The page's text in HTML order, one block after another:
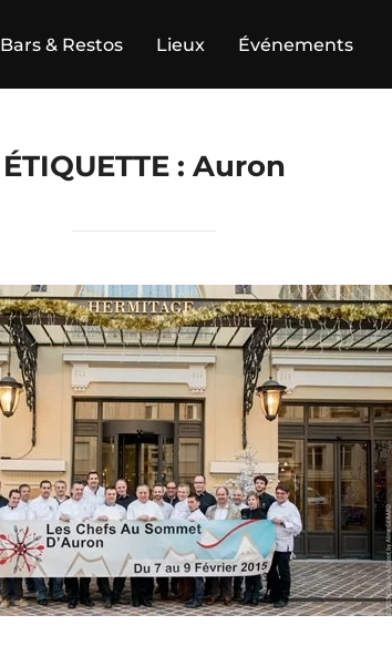
Bars & Restos Lieux Événements
ÉTIQUETTE : Auron